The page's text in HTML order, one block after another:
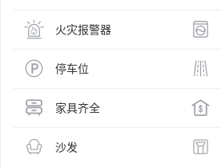
火灾报警器
停车位
家具齐全
沙发